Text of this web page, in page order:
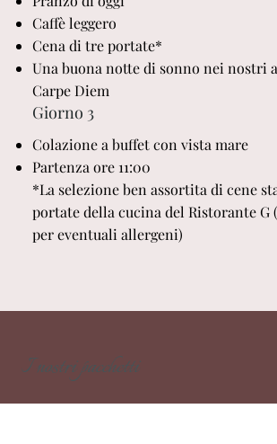
Caffè leggero
Cena di tre portate*
Una buona notte di sonno nei nostri
Carpe Diem
Giorno 3
Colazione a buffet con vista mare
Partenza ore 11:00
*La selezione ben assortita di cene
portate della cucina del Ristorante G
per eventuali allergeni)
I nostri pacchetti